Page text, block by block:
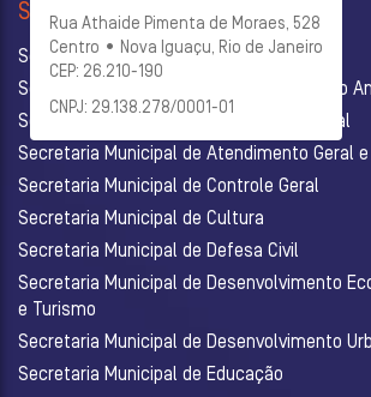
Rua Athaide Pimenta de Moraes, 528
Centro • Nova Iguaçu, Rio de Janeiro
CEP: 26.210-190
CNPJ: 29.138.278/0001-01
SECRETARIAS
Secretaria Municipal de Administração
Secretaria Municipal de Agricultura e Meio
Secretaria Municipal de Assistência Social
Secretaria Municipal de Atendimento Geral e
Secretaria Municipal de Controle Geral
Secretaria Municipal de Cultura
Secretaria Municipal de Defesa Civil
Secretaria Municipal de Desenvolvimento
e Turismo
Secretaria Municipal de Desenvolvimento
Secretaria Municipal de Educação